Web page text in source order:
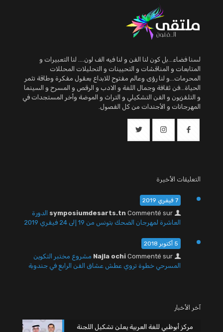
لسنا فضاء...بل كون لنا الفن و لنا فيه الف لون.... لنا التعبيرات و
المتابعات و المناقشات و التحيينات و التحليلات المحللات
المحرمات...و لنا رؤى وعالم مفتوح للابداع بعقول مفكرة وطاقة تثمر
الحياة...فن ثقافة وجمال اللغة و الادب و الرقص و المسرح و السينما
و التلفزيون و الفن التشكيلي و التراث و الموضة وأخر المستجدات في
المهرجانات و الأجندات من كل الفصول.
التعليقات الأخيرة
7 فيفري 2019
symposiumdesarts.tn Commenté sur
الدورة
العاشرة لمهرجان الضحك بتونس من 19 إلى 24 فيفري 2019
5 أكتوبر 2018
Najla ochi Commenté sur
مشروع مختبر التكوين
المسرحي خطوة تروي عطش عشاق الفن الرابع في جندوبة
آخر الأخبار
مركز أبوظبي للغة العربية يعلن تشكيل اللجنة